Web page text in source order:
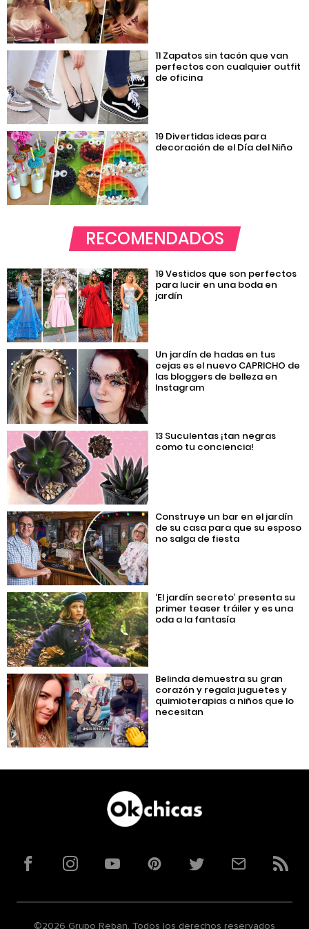
11 Zapatos sin tacón que van
perfectos con cualquier outfit
de oficina
19 Divertidas ideas para
decoración de el Día del Niño
RECOMENDADOS
19 Vestidos que son perfectos
para lucir en una boda en
jardín
Un jardín de hadas en tus
cejas es el nuevo CAPRICHO de
las bloggers de belleza en
Instagram
13 Suculentas ¡tan negras
como tu conciencia!
Construye un bar en el jardín
de su casa para que su esposo
no salga de fiesta
‘El jardín secreto’ presenta su
primer teaser tráiler y es una
oda a la fantasía
Belinda demuestra su gran
corazón y regala juguetes y
quimioterapias a niños que lo
necesitan
FacebookInstagramYouTubePinterestTwitterCorreoRSS
©2026 Grupo Reban. Todos los derechos reservados